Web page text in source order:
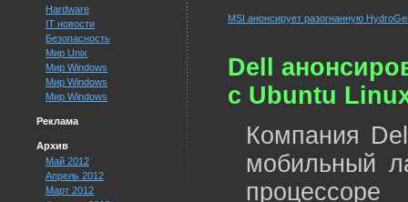
Hardware
IT новости
Безопасность
Мир Unix
Мир Windows
Мир Windows
Мир Windows
Реклама
Архив
Май 2012
Апрель 2012
Март 2012
MSI анонсирует разогнанную
Dell
с Ubuntu
Компания
мобильный